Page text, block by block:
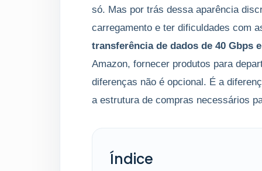
só. Mas por trás dessa aparência
carregamento e ter dificuldades com
transferência de dados de 40 Gbps
Amazon, fornecer produtos para
diferenças não é opcional. É a
a estrutura de compras necessários
Índice